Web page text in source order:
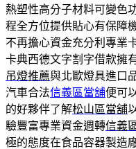
熱塑性高分子材料可變色
程全方位提供貼心有保障
不再擔心資金充分利專業
卡典西德文字割字借款擁
吊燈推薦與北歐燈具進口
汽車合法信義區當舖便可
的好夥伴了解松山區當舖
驗豐富專業資金週轉信義
極的態度在食品容器製造